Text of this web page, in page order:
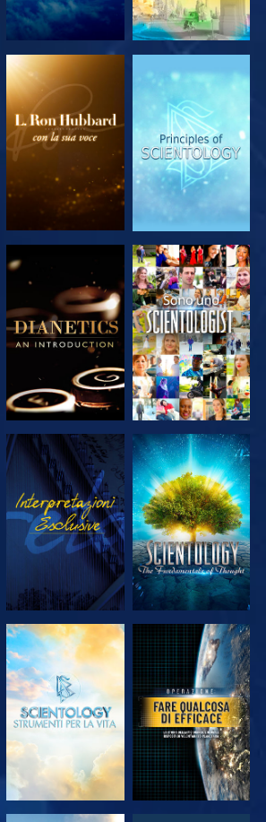
ESPLORA LE
SERIE
ESPLORA LE
SERIE
ESPLORA LE
SERIE
GUARDA
GUARDA
ESPLORA LE
SERIE
ESPLORA LE
SERIE
GUARDA